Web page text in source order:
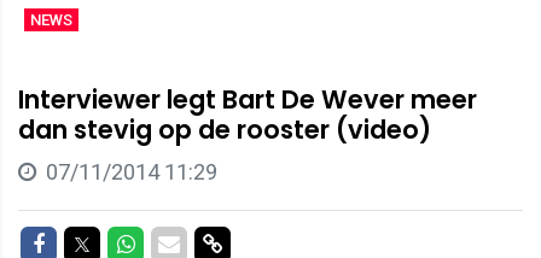
NEWS
Interviewer legt Bart De Wever meer
dan stevig op de rooster (video)
07/11/2014 11:29
Delen op Facebook
Delen op Twitter
Delen op Whatsapp
Delen via Mail
Delen via link